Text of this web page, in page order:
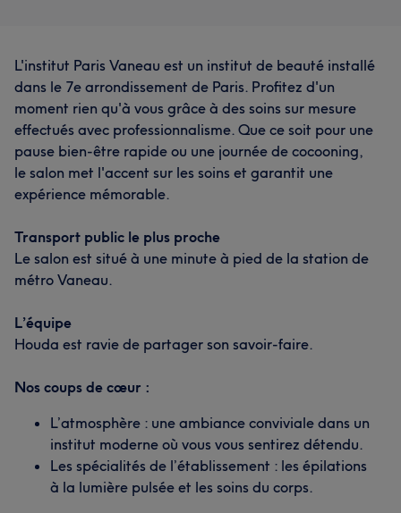
L'institut Paris Vaneau est un institut de beauté installé
dans le 7e arrondissement de Paris. Profitez d'un
moment rien qu'à vous grâce à des soins sur mesure
effectués avec professionnalisme. Que ce soit pour une
pause bien-être rapide ou une journée de cocooning,
le salon met l'accent sur les soins et garantit une
expérience mémorable.
Transport public le plus proche
Le salon est situé à une minute à pied de la station de
métro Vaneau.
L’équipe
Houda est ravie de partager son savoir-faire.
Nos coups de cœur :
L’atmosphère : une ambiance conviviale dans un
institut moderne où vous vous sentirez détendu.
Les spécialités de l’établissement : les épilations
à la lumière pulsée et les soins du corps.